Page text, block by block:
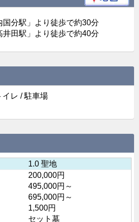
国分駅」より徒歩で約30分
井田駅」より徒歩で約40分
イレ / 駐車場
1.0 聖地
200,000円
495,000円～
695,000円～
1,500円
セット墓